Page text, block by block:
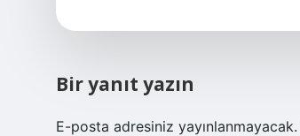
Bir yanıt yazın
E-posta adresiniz yayınlanmayacak.